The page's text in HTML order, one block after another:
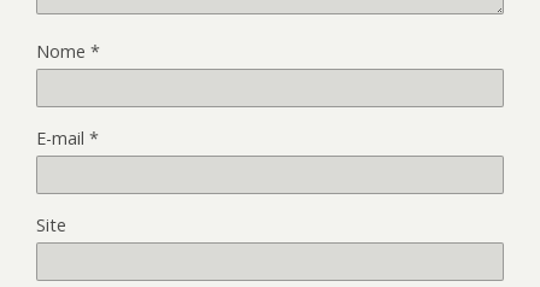
Nome *
E-mail *
Site